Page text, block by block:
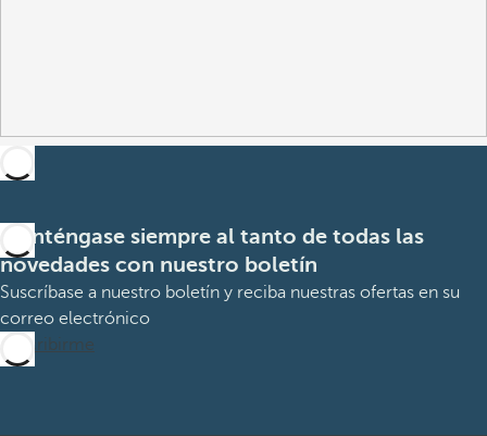
Manténgase siempre al tanto de todas las
novedades con nuestro boletín
Suscríbase a nuestro boletín y reciba nuestras ofertas en su
correo electrónico
Suscribirme